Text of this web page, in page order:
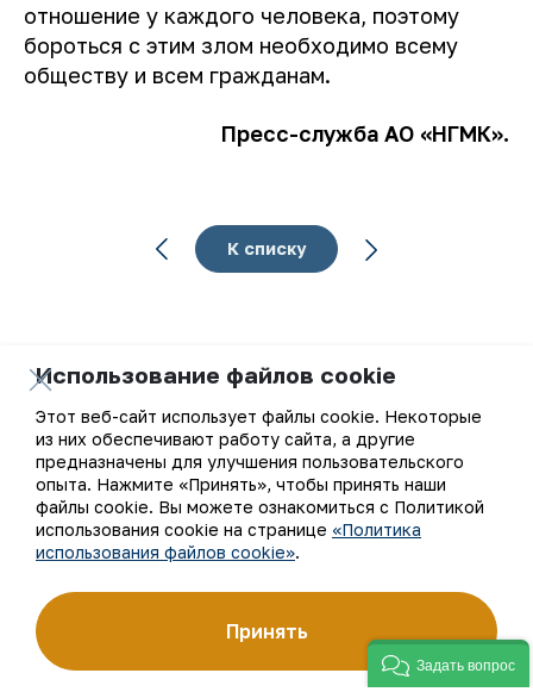
отношение у каждого человека, поэтому
бороться с этим злом необходимо всему
обществу и всем гражданам.
Пресс-служба АО «НГМК».
К списку
Ваш email
Подписаться на обновления
АО «Навоийский горно-металлургический комбинат»
производителей золота. Являясь современным
предприятием, использующим последние инновации
и передовые технологии, компания освоила полный цикл
производства: от геологоразведки до реализации
готовой продукции. Золотые слитки АО «НГМК»
Использование файлов cookie
Этот веб-сайт использует файлы cookie. Некоторые
из них обеспечивают работу сайта, а другие
предназначены для улучшения пользовательского
опыта. Нажмите «Принять», чтобы принять наши
файлы cookie. Вы можете ознакомиться с Политикой
использования cookie на странице «Политика
использования файлов cookie».
Принять
Задать вопрос